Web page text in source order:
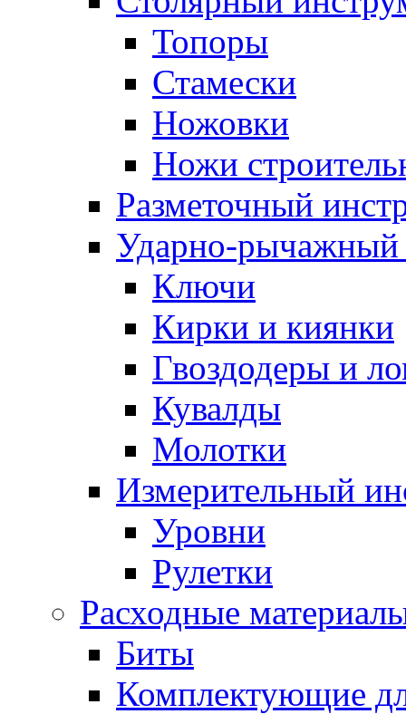
Топоры
Стамески
Ножовки
Ножи
Разметочный
Ударно-рычажный
Ключи
Кирки и киянки
Гвоздодеры и
Кувалды
Молотки
Измерительный
Уровни
Рулетки
Расходные
Биты
Комплектующие